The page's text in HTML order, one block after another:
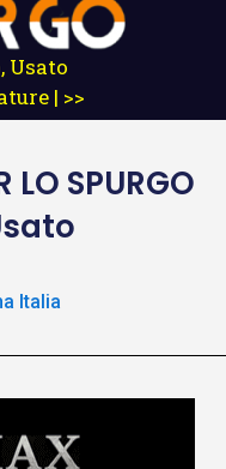
Usato
| >>
LO SPURGO
Italia